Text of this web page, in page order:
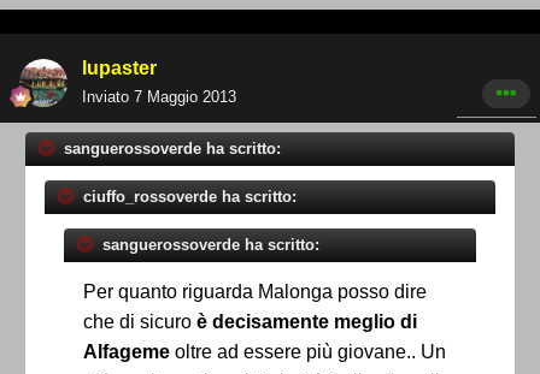
lupaster
Inviato 7 Maggio 2013
sanguerossoverde ha scritto:
ciuffo_rossoverde ha scritto:
sanguerossoverde ha scritto:
Per quanto riguarda Malonga posso dire
che di sicuro è decisamente meglio di
Alfageme oltre ad essere più giovane.. Un